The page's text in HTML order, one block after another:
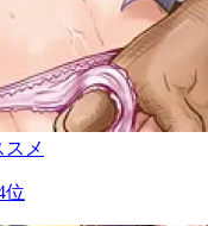
メ
位